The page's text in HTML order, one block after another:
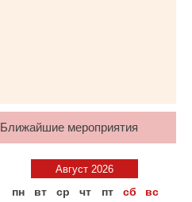
Ближайшие мероприятия
Август 2026
пн вт ср чт пт сб вс